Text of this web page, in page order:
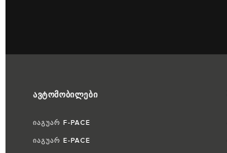
ავტომობილები
იაგუარ F-PACE
იაგუარ E-PACE